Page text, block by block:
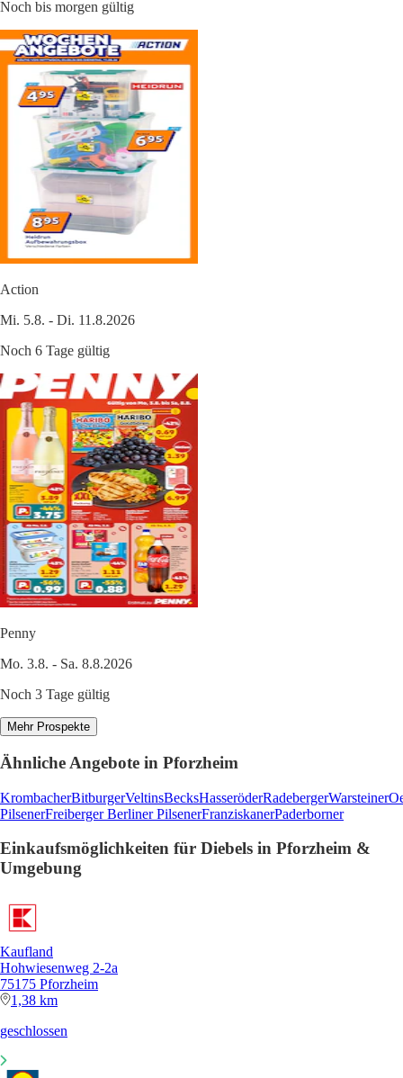
Noch bis morgen gültig
Action
Mi. 5.8. - Di. 11.8.2026
Noch 6 Tage gültig
Penny
Mo. 3.8. - Sa. 8.8.2026
Noch 3 Tage gültig
Mehr Prospekte
Ähnliche Angebote in Pforzheim
KrombacherBitburgerVeltinsBecksHasseröderRadebergerWarsteiner
PilsenerFreibergerBerliner PilsenerFranziskanerPaderborner
Einkaufsmöglichkeiten für Diebels in Pforzheim &
Umgebung
Kaufland
Hohwiesenweg 2-2a
75175 Pforzheim
1,38 km
geschlossen